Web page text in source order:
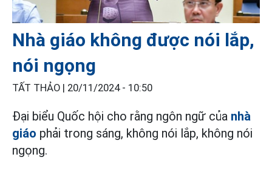
Nhà giáo không được nói lắp,
nói ngọng
TẤT THẢO | 20/11/2024 - 10:50
Đại biểu Quốc hội cho rằng ngôn ngữ của nhà
giáo phải trong sáng, không nói lắp, không nói
ngọng.